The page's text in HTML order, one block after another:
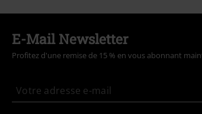
E-Mail Newsletter
Profitez d'une remise de 15 % en vous abonnant